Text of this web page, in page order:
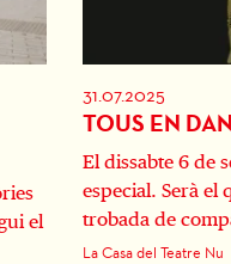
el
31.07.2025
TOUS EN
El dissabte 6 de
especial. Serà el
trobada de
La Casa del Teatre Nu